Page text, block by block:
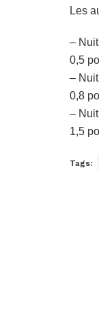
Les
–
0,5
–
0,8
–
1,5
Tags: